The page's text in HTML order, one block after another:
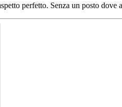
perfetto. Senza un posto